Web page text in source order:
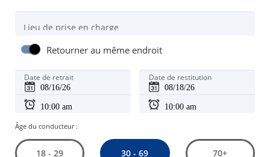
Lieu de prise en charge
Retourner au même endroit
Date de retrait Date de restitution
Âge du conducteur :
18 - 29 30 - 69 70+